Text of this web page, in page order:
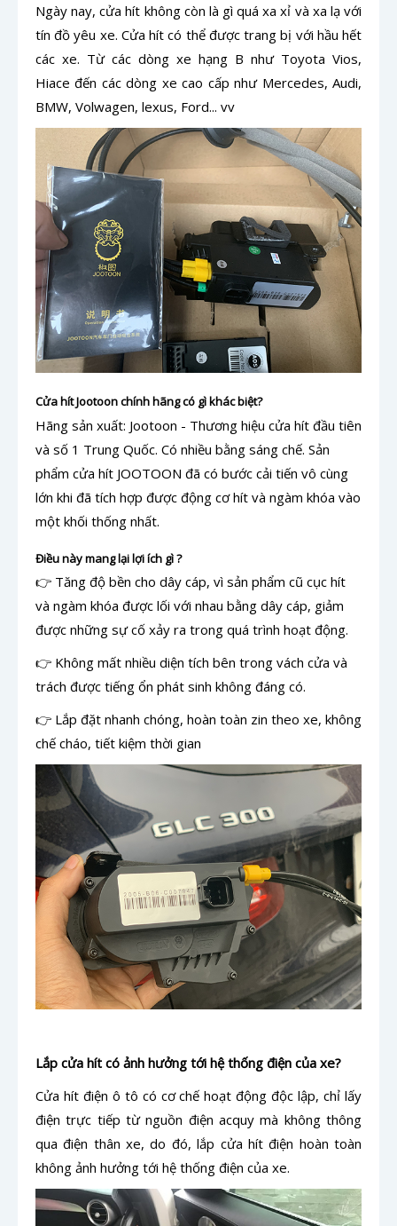
Ngày nay, cửa hít không còn là gì quá xa xỉ và xa lạ với
tín đồ yêu xe. Cửa hít có thể được trang bị với hầu hết
các xe. Từ các dòng xe hạng B như Toyota Vios,
Hiace đến các dòng xe cao cấp như Mercedes, Audi,
BMW, Volwagen, lexus, Ford... vv
Cửa hít Jootoon chính hãng có gì khác biệt?
Hãng sản xuất: Jootoon - Thương hiệu cửa hít đầu tiên
và số 1 Trung Quốc. Có nhiều bằng sáng chế. Sản
phẩm cửa hít JOOTOON đã có bước cải tiến vô cùng
lớn khi đã tích hợp được động cơ hít và ngàm khóa vào
một khối thống nhất.
Điều này mang lại lợi ích gì ?
👉 Tăng độ bền cho dây cáp, vì sản phẩm cũ cục hít
và ngàm khóa được lối với nhau bằng dây cáp, giảm
được những sự cố xảy ra trong quá trình hoạt động.
👉 Không mất nhiều diện tích bên trong vách cửa và
trách được tiếng ổn phát sinh không đáng có.
👉 Lắp đặt nhanh chóng, hoàn toàn zin theo xe, không
chế cháo, tiết kiệm thời gian
Lắp cửa hít có ảnh hưởng tới hệ thống điện của xe?
Cửa hít điện ô tô có cơ chế hoạt động độc lập, chỉ lấy
điện trực tiếp từ nguồn điện acquy mà không thông
qua điện thân xe, do đó, lắp cửa hít điện hoàn toàn
không ảnh hưởng tới hệ thống điện của xe.